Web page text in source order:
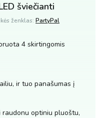
šviečianti
ženklas: PartyPal
4 skirtingomis
ir tuo panašumas į
optiniu pluoštu,